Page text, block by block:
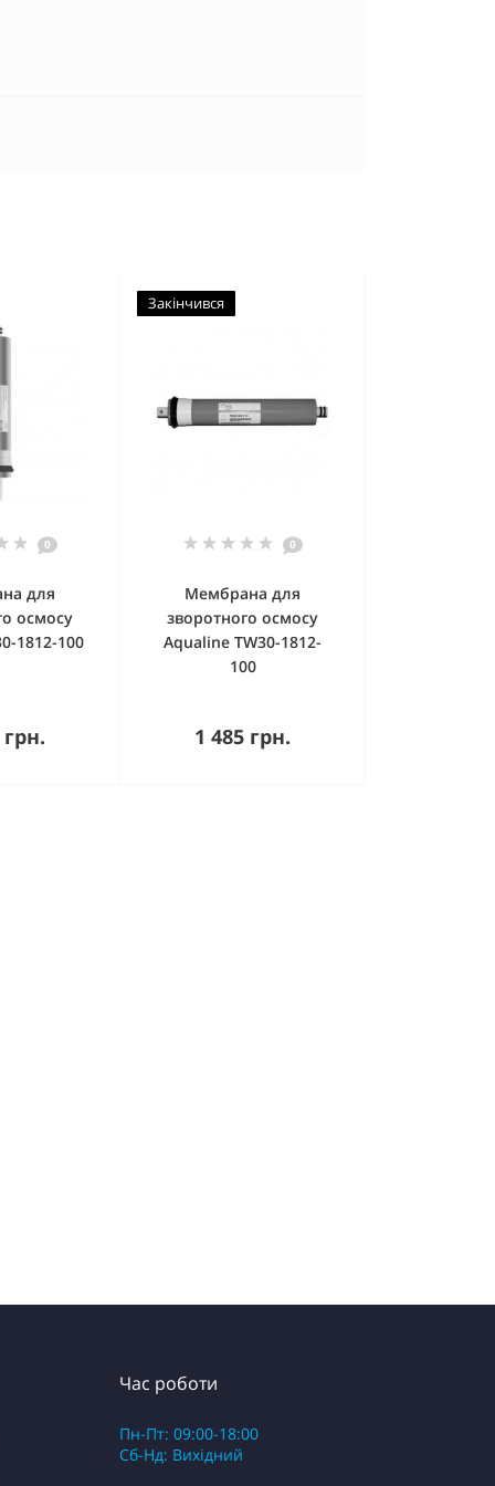
0
для
осмосу
1812-100
грн.
Закінчився
0
Мембрана для
зворотного осмосу
Aqualine TW30-1812-
100
1 485 грн.
Купити
Час роботи
Пн-Пт: 09:00-18:00
Сб-Нд: Вихідний